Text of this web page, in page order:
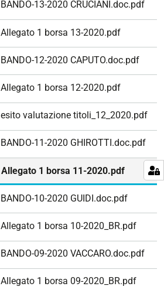
BANDO-13-2020 CRUCIANI.doc.pdf
Allegato 1 borsa 13-2020.pdf
BANDO-12-2020 CAPUTO.doc.pdf
Allegato 1 borsa 12-2020.pdf
esito valutazione titoli_12_2020.pdf
BANDO-11-2020 GHIROTTI.doc.pdf
Allegato 1 borsa 11-2020.pdf
BANDO-10-2020 GUIDI.doc.pdf
Allegato 1 borsa 10-2020_BR.pdf
BANDO-09-2020 VACCARO.doc.pdf
Allegato 1 borsa 09-2020_BR.pdf